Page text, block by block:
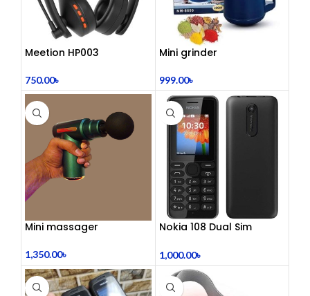
Meetion HP003
Noise Cancelling Mic –
Comfortable Office Call
Center Headphones |
Dual 3.5mm Jack | Soft
Ear Cushion | Durable
Wired Headset for
Laptop & PC
750.00৳
Mini grinder
999.00৳
Mini massager
1,350.00৳
Nokia 108 Dual Sim
1,000.00৳